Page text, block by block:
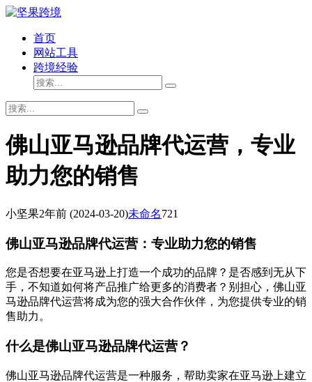
首页
网站工具
跨境经验
佛山亚马逊品牌代运营，专业
助力您的销售
小坚果2年前 (2024-03-20)未命名721
佛山亚马逊品牌代运营：专业助力您的销售
您是否想要在亚马逊上打造一个成功的品牌？是否感到无从下
手，不知道如何将产品推广给更多的消费者？别担心，佛山亚
马逊品牌代运营将成为您的强大合作伙伴，为您提供专业的销
售助力。
什么是佛山亚马逊品牌代运营？
佛山亚马逊品牌代运营是一种服务，帮助卖家在亚马逊上建立